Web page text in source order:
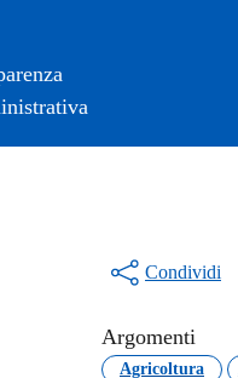
Condividi
Argomenti
Agricoltura